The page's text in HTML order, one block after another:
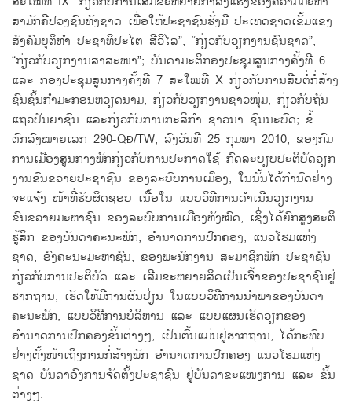
ສາມັກຄີ​ປວງ​ຊົນ​ທັງ​ຊາດ ເພື່ອ​ໃຫ້ປະຊາຊົນ​ຮັ່ງມີ ປະ​ເທດຊາດ​ເຂັ້ມ​ແຂງ
ສັງຄົມ​ຍຸຕິ​ທຳ ປະຊາທິປ​ະໄຕ ສີວິ​ໄລ”, “ກ່ຽວ​ກັບ​ວຽກ​ງານ​ຊົນ​ຊາດ”,
“ກ່ຽວ​ກັບ​ວຽກ​ງານ​ສາສະໜາ”; ບັນດາ​ມະຕິ​ກອງ​ປະຊຸມ​ສູນ​ກາງ​ຄັ້ງ​ທີ 6 ​
ແລະ ກອງ​ປະ​ຊຸມ​ສູນ​ກາງ​ຄັ້ງ​ທີ 7 ສະ​ໃໝ​ທີ X ກ່ຽວ​ກັບ​ການ​ສືບ​ຕໍ່​ກໍ່ສ້າງ​
ຊົນ​ຊັ້ນ​ກຳມະກອນ​ຫວຽດນາມ, ກ່ຽວ​ກັບ​ວຽກ​ງານ​ຊາວ​ໜຸ່ມ, ກ່ຽວ​ກັບ​ຖັນ​
ແຖວ​ປັນຍາ​ຊົນ ​ແລະ​ກ່ຽວ​ກັບ​ການ​ກະສິກຳ ຊາວນາ ຊົນນະບົດ; ຂໍ້​
ຕົກລົງໝາຍ​ເລກ 290-QĐ/TW, ລົງ​ວັນ​ທີ 25 ກຸມພາ 2010, ຂອງ​ກົມ​
ການ​ເມືອງ​ສູນ​ກາງ​ພັກ​ກ່ຽວ​ກັບ​ການ​ປະກາດ​ໃຊ້ ​ກົດ​ລະບຽບປະຕິບັດ​ວຽກ​
ງານ​ຂົນຂວາຍ​ປະຊາຊົນ ຂອງລະບົບ​ການ​ເມືອງ, ​ໃນ​ນັ້ນ​ໄດ້​ກຳ​ນົດຢ່າງ​
ຈະ​ແຈ້ງ ໜ້າ​ທີ່​ຮັບຜິດຊອບ ​ເນື້ອ​ໃນ ​ແບບ​ວິທີ​ການ​ດຳ​ເນີນ​ວຽກ​ງານ​
ຂົນຂວາຍ​ມະຫາຊົນ ຂອງ​ລະບົບ​ການ​ເມືອງ​ທັງ​ໝົດ, ​ເຊິ່ງ​ໄດ້​ຍົກ​ສູງ​ສະຕິ​
ຮູ້​ສຶກ ຂອງ​ບັນດາ​ຄະນະ​ພັກ, ອຳນາດ​ການ​ປົກຄອງ, ​ແນວ​ໂຮມ​ແຫ່ງ​
ຊາດ, ອົງຄະ​ນະ​ມະຫາຊົນ, ຂອງ​ພະນັກງານ ສະມາຊິກ​ພັກ ປະຊາຊົນ
ກ່ຽວ​ກັບ​ການ​ປະຕິບັດ ​ແລະ ​ເສີມ​ຂະຫຍາຍ​ສິດ​ເປັນ​ເຈົ້າ​ຂອງ​ປະຊາຊົນ​ຢູ່​
ຮາກ​ຖານ, ​ເຮັດ​ໃຫ້​ມີ​ການ​ຜັນ​ປ່ຽນ​ ໃນ​ແບບ​ວິທີ​ການ​ນຳພາ​ຂອງ​ບັນດາ​
ຄະນະ​ພັກ, ​ແບບ​ວິທີ​ການ​ບໍລິຫານ ​ແລະ ​ແບບ​ແຜນ​ເຮັດ​ວຽກ​ຂອງ​
ອຳນາດ​ການ​ປົກຄອງ​ຂັ້ນ​ຕ່າງໆ, ​ເປັນ​ຕົ້ນ​ແມ່ນ​ຢູ່​ຮາກ​ຖານ, ​ໄດ້​ກະທົບ​
ຢ່າງ​ຕັ້ງໜ້າ​​ເຖິງການ​ກໍ່ສ້າງ​ພັກ ອຳນາດ​ການ​ປົກຄອງ ​ແນວ​ໂຮມ​ແຫ່ງ​
ຊາດ ບັນດາ​ອົງການຈັດ​ຕັ້ງ​ປະຊາຊົນ ຢູ່ບັນດາ​ຂະ​ແໜງ​ການ ​ແລະ ຂັ້ນ​
ຕ່າງໆ.